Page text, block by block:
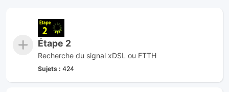
Étape 2
Recherche du signal xDSL ou FTTH
Sujets : 424